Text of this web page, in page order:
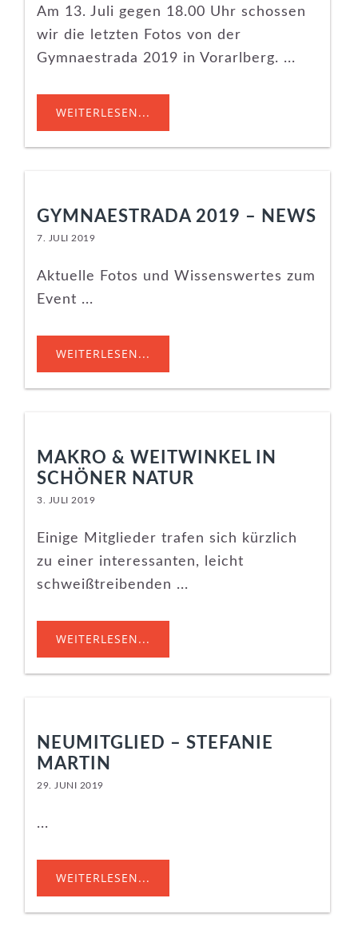
Am 13. Juli gegen 18.00 Uhr schossen
wir die letzten Fotos von der
Gymnaestrada 2019 in Vorarlberg. ...
WEITERLESEN...
GYMNAESTRADA 2019 – NEWS
7. JULI 2019
Aktuelle Fotos und Wissenswertes zum
Event ...
WEITERLESEN...
MAKRO & WEITWINKEL IN
SCHÖNER NATUR
3. JULI 2019
Einige Mitglieder trafen sich kürzlich
zu einer interessanten, leicht
schweißtreibenden ...
WEITERLESEN...
NEUMITGLIED – STEFANIE
MARTIN
29. JUNI 2019
...
WEITERLESEN...